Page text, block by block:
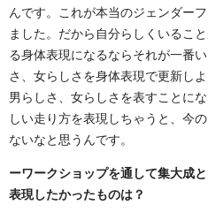
んです。これが本当のジェンダー
ました。だから自分らしくいるこ
る身体表現になるならそれが一番
さ、女らしさを身体表現で更新し
男らしさ、女らしさを表すことに
しい走り方を表現しちゃうと、今
ないなと思うんです。
ーワークショップを通して集大成
表現したかったものは？